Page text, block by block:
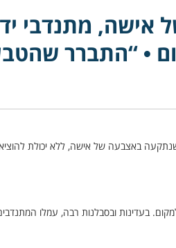
מתנדבי
• “התברר
אודות טבעת שנתקעה באצבעה של אישה, ללא יכולת
למקום. בעדינות ובסבלנות רבה, עמלו